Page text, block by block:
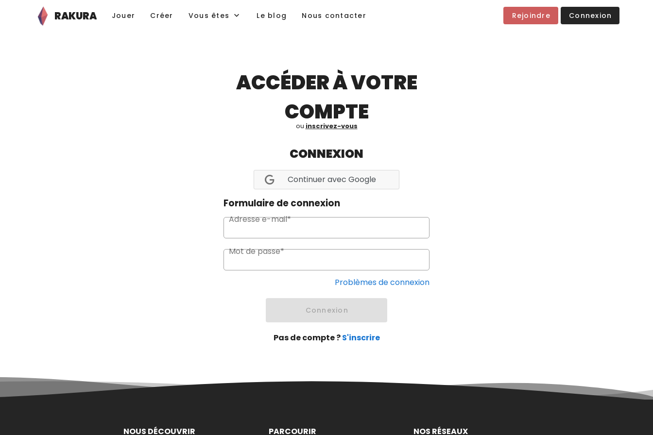
RAKURA Jouer Créer Vous êtes Le blog Nous contacter Rejoindre Connexion
ACCÉDER À VOTRE
COMPTE
ou inscrivez-vous
CONNEXION
Continuer avec Google
Formulaire de connexion
Adresse e-mail*
Mot de passe*
Problèmes de connexion
Connexion
Pas de compte ?S'inscrire
NOUS DÉCOUVRIR PARCOURIR NOS RÉSEAUX